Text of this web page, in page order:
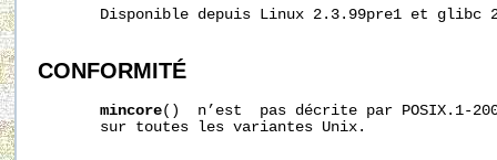
Disponible depuis Linux 2.3.99pre1 et glibc
CONFORMITÉ
mincore()  n’est  pas décrite par POSIX.1-
       sur toutes les variantes Unix.